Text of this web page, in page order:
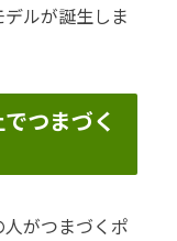
ルが誕生しま
つまづく
がつまづくポ